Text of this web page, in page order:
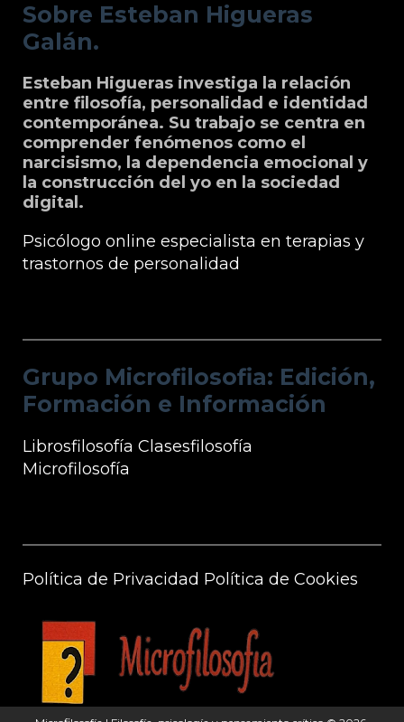
Sobre Esteban Higueras
Galán.
Esteban Higueras investiga la relación
entre filosofía, personalidad e identidad
contemporánea. Su trabajo se centra en
comprender fenómenos como el
narcisismo, la dependencia emocional y
la construcción del yo en la sociedad
digital.
Psicólogo online especialista en terapias y
trastornos de personalidad
Grupo Microfilosofia: Edición,
Formación e Información
Librosfilosofía Clasesfilosofía
Microfilosofía
Política de Privacidad Política de Cookies